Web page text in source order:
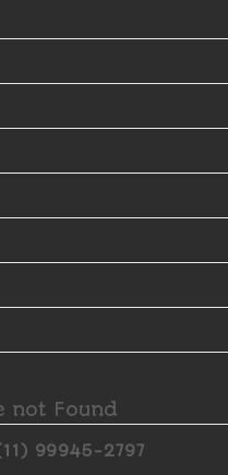
not Found
99945-2797